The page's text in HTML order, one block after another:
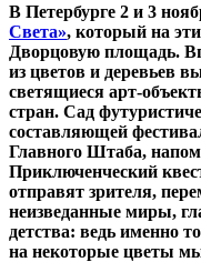
В Петербурге 2 и 3
Света», который на
Дворцовую площадь.
из цветов и деревьев
светящиеся арт-
стран. Сад
составляющей
Главного Штаба,
Приключенческий
отправят зрителя,
неизведанные миры,
детства: ведь именно
на некоторые цветы мы